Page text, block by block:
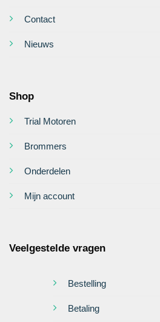
Contact
Nieuws
Shop
Trial Motoren
Brommers
Onderdelen
Mijn account
Veelgestelde vragen
Bestelling
Betaling